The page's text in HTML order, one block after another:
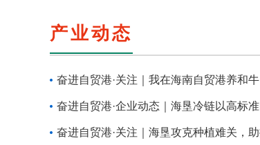
产业动态
奋进自贸港·关注｜我在海南自贸港养和牛